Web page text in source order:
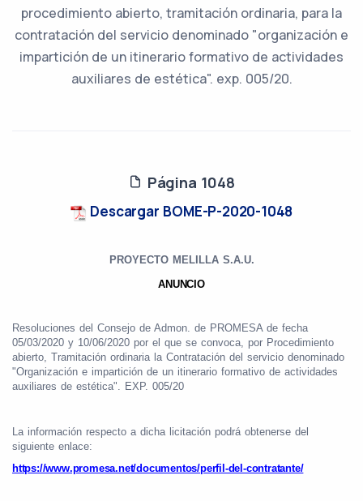
procedimiento abierto, tramitación ordinaria, para la
contratación del servicio denominado "organización e
impartición de un itinerario formativo de actividades
auxiliares de estética". exp. 005/20.
Página 1048
Descargar BOME-P-2020-1048
PROYECTO MELILLA S.A.U.
ANUNCIO
Resoluciones del Consejo de Admon. de PROMESA de fecha
05/03/2020 y 10/06/2020 por el que se convoca, por Procedimiento
abierto, Tramitación ordinaria la Contratación del servicio denominado
"Organización e impartición de un itinerario formativo de actividades
auxiliares de estética". EXP. 005/20
La información respecto a dicha licitación podrá obtenerse del
siguiente enlace:
https://www.promesa.net/documentos/perfil-del-contratante/